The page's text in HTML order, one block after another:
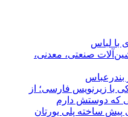
با لباس
صنعتی، معدنی،
بندرعباس
با زیرنویس فارسی؛ از
که دوستش دارم
پیش ساخته پلی یورتان